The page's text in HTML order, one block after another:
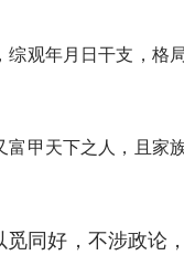
综观年月日干支，格
富甲天下之人，且家
同好，不涉政论，